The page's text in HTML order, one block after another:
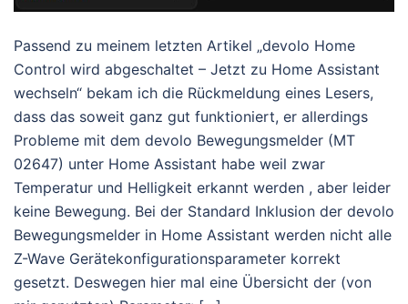
Passend zu meinem letzten Artikel „devolo Home
Control wird abgeschaltet – Jetzt zu Home Assistant
wechseln“ bekam ich die Rückmeldung eines Lesers,
dass das soweit ganz gut funktioniert, er allerdings
Probleme mit dem devolo Bewegungsmelder (MT
02647) unter Home Assistant habe weil zwar
Temperatur und Helligkeit erkannt werden , aber leider
keine Bewegung. Bei der Standard Inklusion der devolo
Bewegungsmelder in Home Assistant werden nicht alle
Z-Wave Gerätekonfigurationsparameter korrekt
gesetzt. Deswegen hier mal eine Übersicht der (von